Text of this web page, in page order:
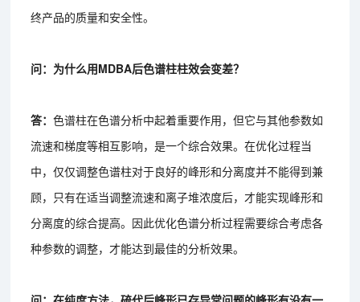
终产品的质量和安全性。
问：为什么用MDBA后色谱柱柱效会变差？
答：色谱柱在色谱分析中起着重要作用，但它与其他参数如
流速和梯度等相互影响，是一个综合效果。在优化过程当
中，仅仅调整色谱柱对于良好的峰形和分离度并不能得到兼
顾，只有在适当调整流速和离子堆浓度后，才能实现峰形和
分离度的综合提高。因此优化色谱分析过程需要综合考虑各
种参数的调整，才能达到最佳的分析效果。